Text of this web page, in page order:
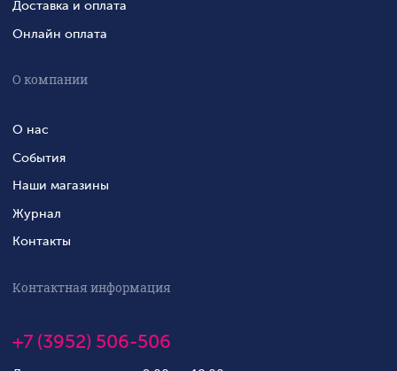
Доставка и оплата
Онлайн оплата
О компании
О нас
События
Наши магазины
Журнал
Контакты
Контактная информация
+7 (3952) 506-506